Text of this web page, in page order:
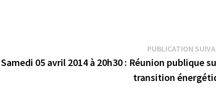
PUBLICATION
Samedi 05 avril 2014 à 20h30 : Réunion publique
transition